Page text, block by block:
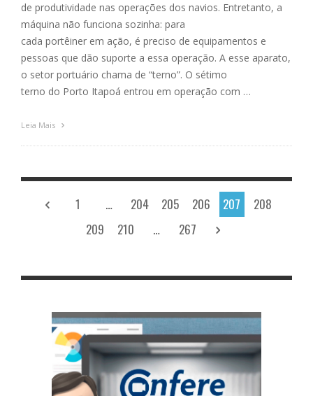
de produtividade nas operações dos navios. Entretanto, a
máquina não funciona sozinha: para
cada portêiner em ação, é preciso de equipamentos e
pessoas que dão suporte a essa operação. A esse aparato,
o setor portuário chama de “terno”. O sétimo
terno do Porto Itapoá entrou em operação com …
Leia Mais
1 … 204 205 206 207
208
209
210 … 267